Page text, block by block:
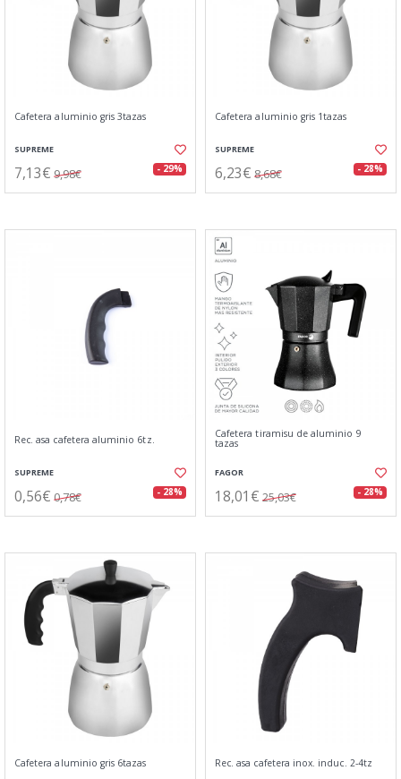
Cafetera aluminio gris 3tazas
SUPREME
7,13€ 9,98€ - 29%
Cafetera aluminio gris 1tazas
SUPREME
6,23€ 8,68€ - 28%
Rec. asa cafetera aluminio 6tz.
SUPREME
0,56€ 0,78€ - 28%
Cafetera tiramisu de aluminio 9
tazas
FAGOR
18,01€ 25,03€ - 28%
Cafetera aluminio gris 6tazas Rec. asa cafetera inox. induc. 2-4tz